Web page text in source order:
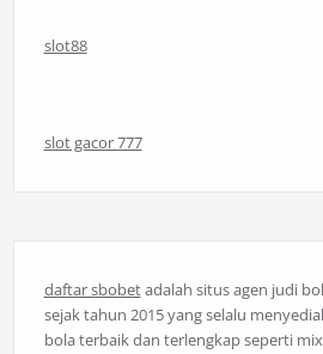
slot88
slot gacor 777
daftar sbobetadalah situs agen judi
sejak tahun 2015 yang selalu
bola terbaik dan terlengkap seperti